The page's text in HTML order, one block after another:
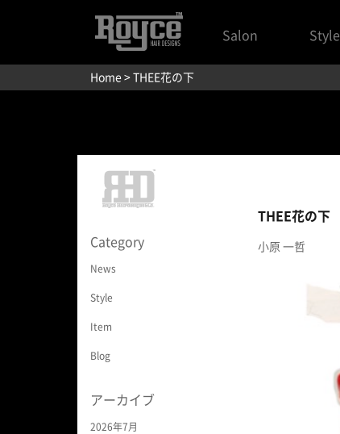
Salon Style
Home > THEE花の下
Category
News
Style
Item
Blog
アーカイブ
2026年7月
THEE花の下
小原 一哲